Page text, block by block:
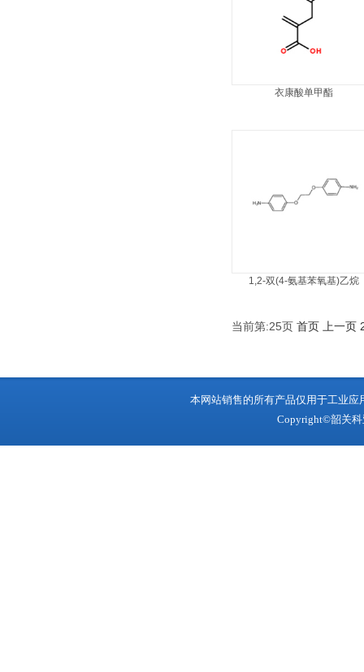
衣康酸单甲酯
1,2-双(4-氨基苯氧基)乙烷
当前第:25页 首页 上一页
本网站销售的所有产品仅用于工业
Copyright©韶关科